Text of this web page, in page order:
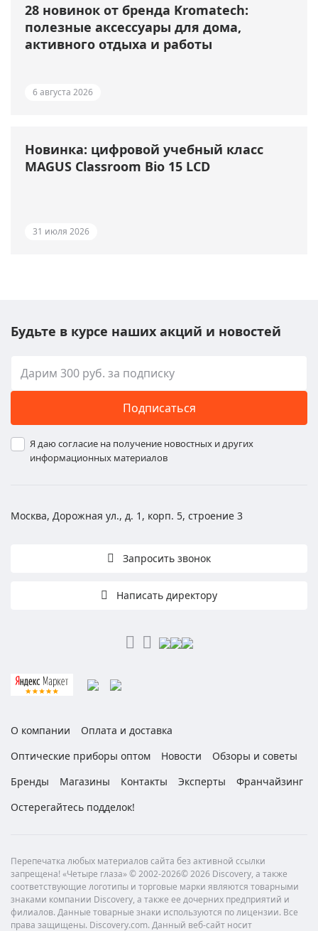
28 новинок от бренда Kromatech:
полезные аксессуары для дома,
активного отдыха и работы
6 августа 2026
Новинка: цифровой учебный класс
MAGUS Classroom Bio 15 LCD
31 июля 2026
Будьте в курсе наших акций и новостей
Подписаться
Я даю согласие на получение новостных и других
информационных материалов
Москва, Дорожная ул., д. 1, корп. 5, строение 3
Запросить звонок
Написать директору
О компании
Оплата и доставка
Оптические приборы оптом
Новости
Обзоры и советы
Бренды
Магазины Контакты Эксперты
Франчайзинг
Остерегайтесь подделок!
Перепечатка любых материалов сайта без активной ссылки
запрещена! «Четыре глаза» © 2002-2026© 2026 Discovery, а также
соответствующие логотипы и торговые марки являются товарными
знаками компании Discovery, а также ее дочерних предприятий и
филиалов. Данные товарные знаки используются по лицензии. Все
права защищены. Discovery.com. Данный веб-сайт носит